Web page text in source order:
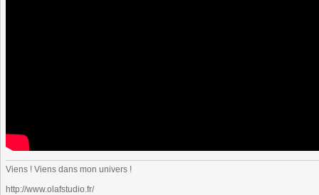
Viens ! Viens dans mon univers !
http://www.olafstudio.fr/